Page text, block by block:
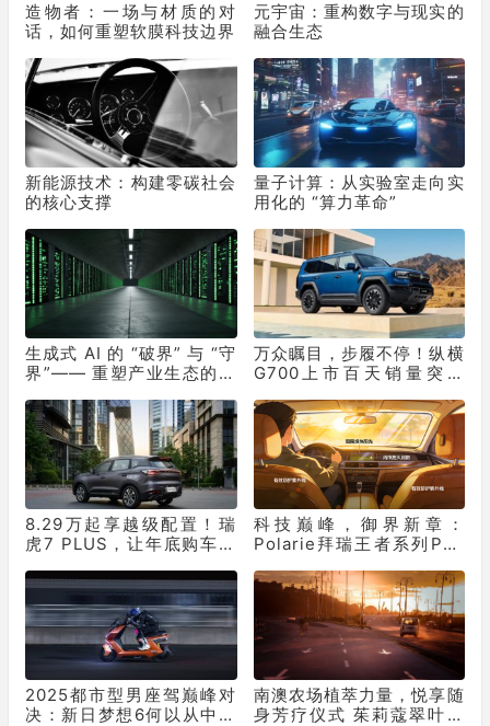
造物者：一场与材质的对
话，如何重塑软膜科技边界
元宇宙：重构数字与现实的
融合生态
新能源技术：构建零碳社会
的核心支撑
量子计算：从实验室走向实
用化的 “算力革命”
生成式 AI 的 “破界” 与 “守
界”—— 重塑产业生态的双
万众瞩目，步履不停！纵横
G700上市百天销量突破
8.29万起享越级配置！瑞
虎7 PLUS，让年底购车再
科技巅峰，御界新章：
Polarie拜瑞王者系列P70
2025都市型男座驾巅峰对
决：新日梦想6何以从中突
南澳农场植萃力量，悦享随
身芳疗仪式 茱莉蔻翠叶罗